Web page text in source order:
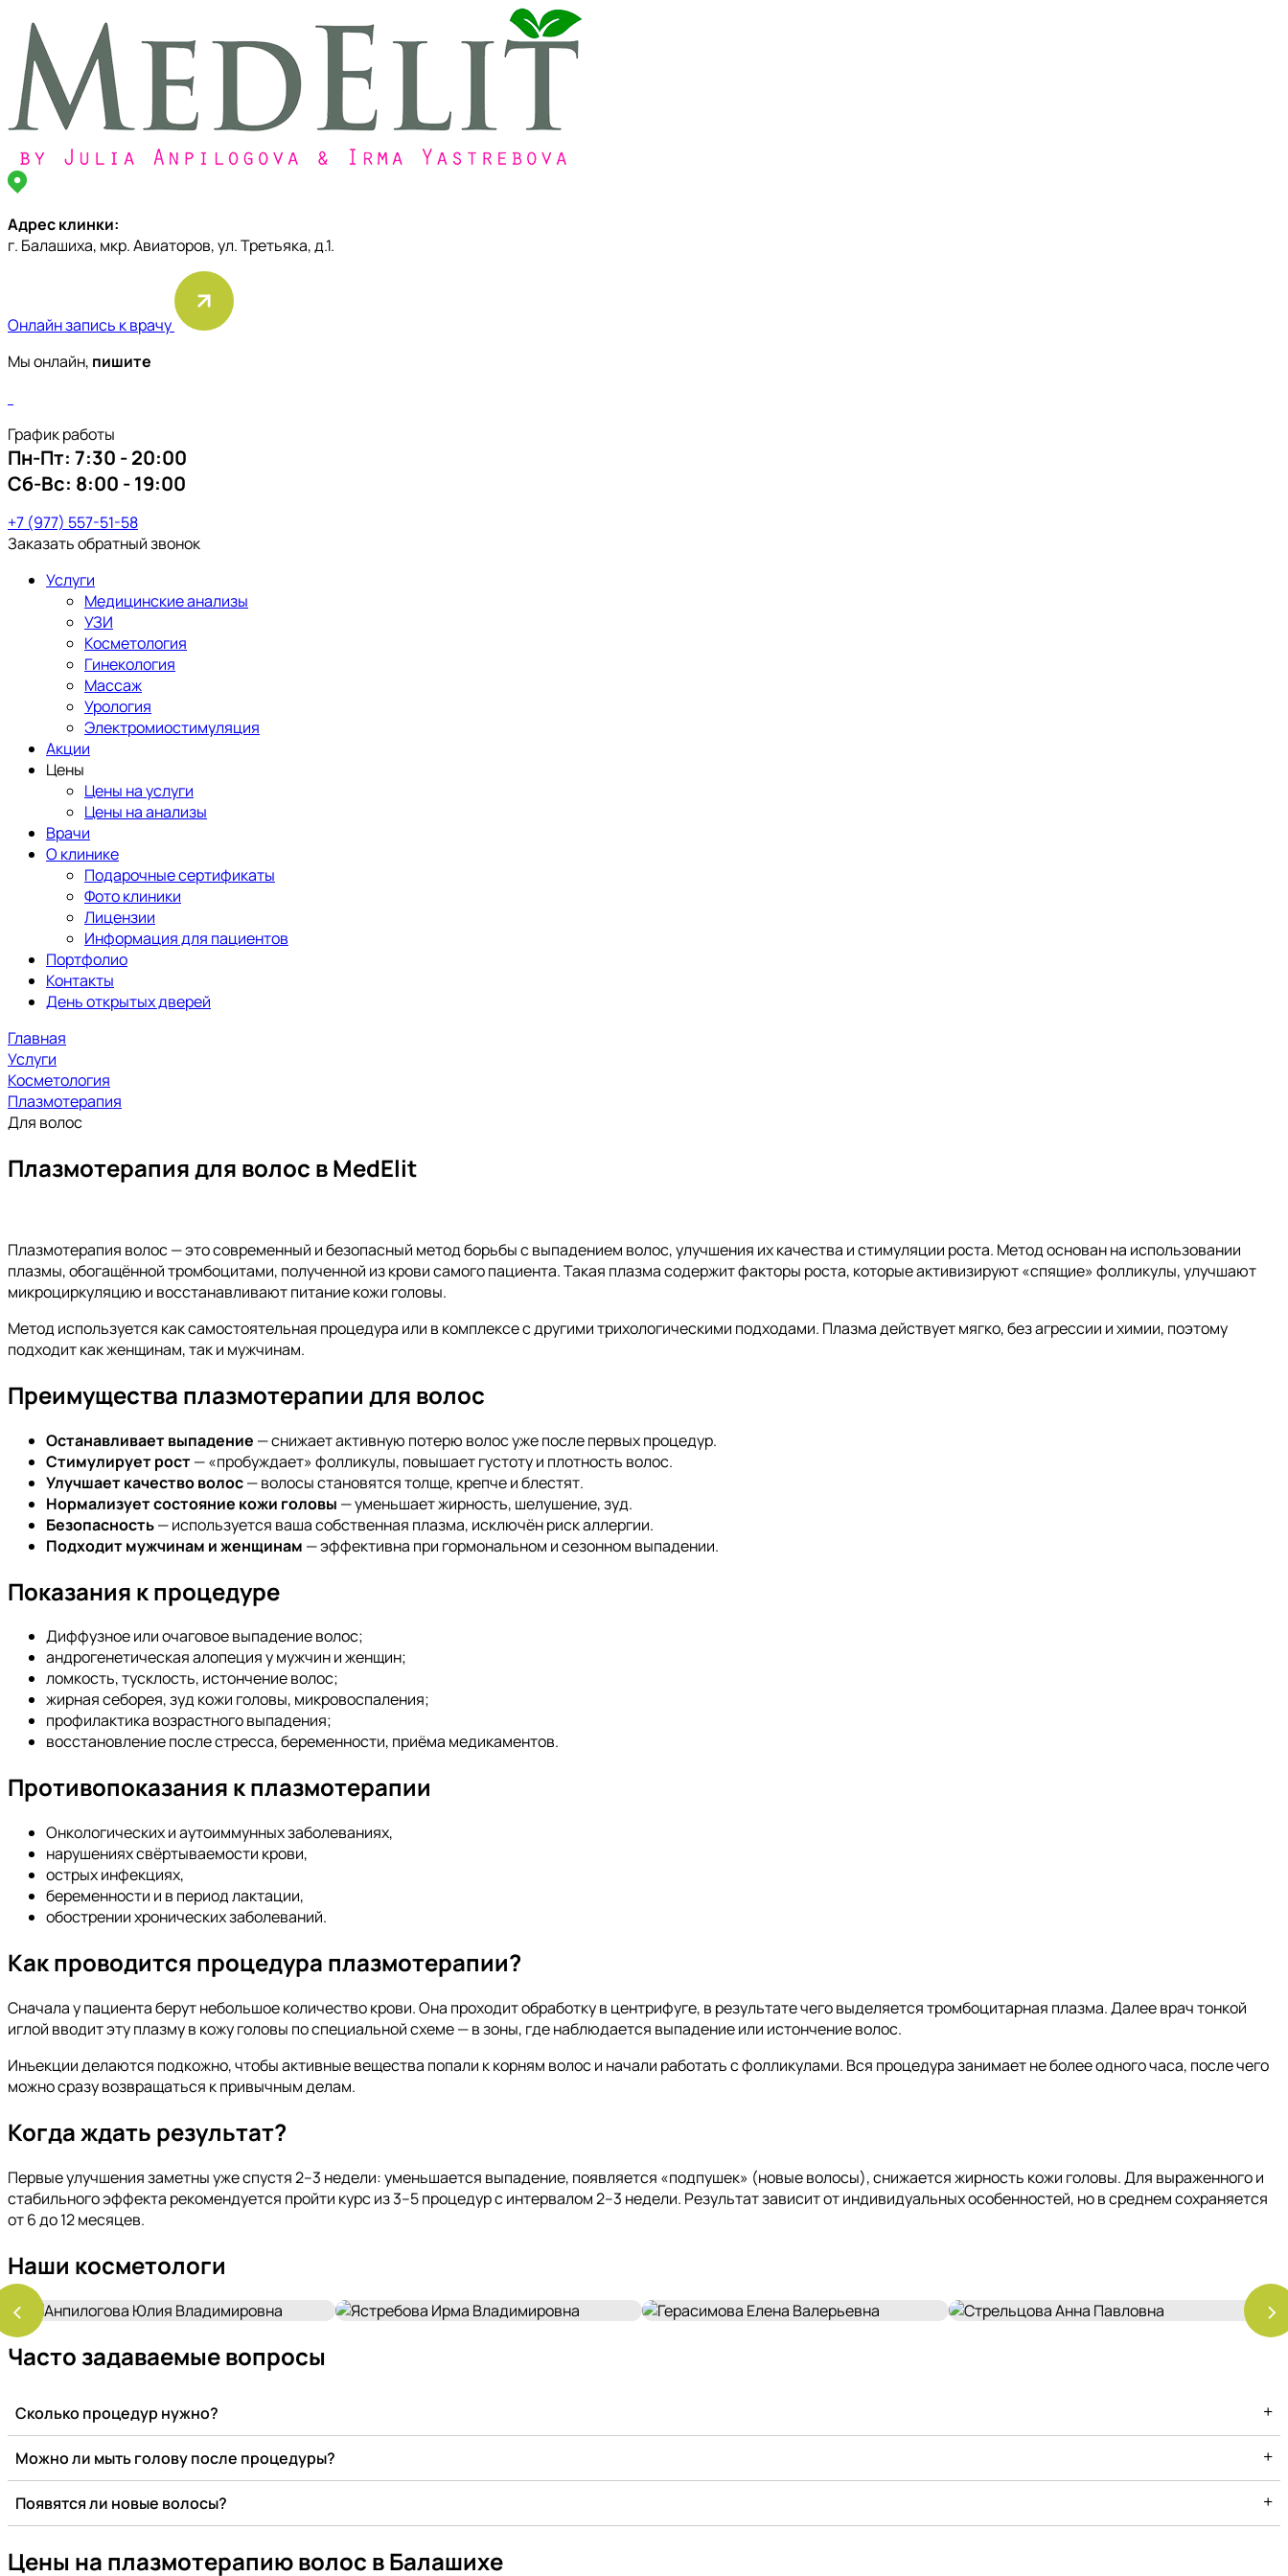
Адрес клинки:
г. Балашиха, мкр. Авиаторов, ул. Третьяка, д.1.
Онлайн запись к врачу
Мы онлайн, пишите
График работы
Пн-Пт: 7:30 - 20:00
Сб-Вс: 8:00 - 19:00
+7 (977) 557-51-58
Заказать обратный звонок
Услуги
Медицинские анализы
УЗИ
Косметология
Гинекология
Массаж
Урология
Электромиостимуляция
Акции
Цены
Цены на услуги
Цены на анализы
Врачи
О клинике
Подарочные сертификаты
Фото клиники
Лицензии
Информация для пациентов
Портфолио
Контакты
День открытых дверей
Главная
Услуги
Косметология
Плазмотерапия
Для волос
Плазмотерапия для волос в MedElit
Плазмотерапия волос — это современный и безопасный метод борьбы с выпадением волос, улучшения их качества и стимуляции роста. Метод основан на использовании
плазмы, обогащённой тромбоцитами, полученной из крови самого пациента. Такая плазма содержит факторы роста, которые активизируют «спящие» фолликулы, улучшают
микроциркуляцию и восстанавливают питание кожи головы.
Метод используется как самостоятельная процедура или в комплексе с другими трихологическими подходами. Плазма действует мягко, без агрессии и химии, поэтому
подходит как женщинам, так и мужчинам.
Преимущества плазмотерапии для волос
Останавливает выпадение — снижает активную потерю волос уже после первых процедур.
Стимулирует рост— «пробуждает» фолликулы, повышает густоту и плотность волос.
Улучшает качество волос— волосы становятся толще, крепче и блестят.
Нормализует состояние кожи головы — уменьшает жирность, шелушение, зуд.
Безопасность— используется ваша собственная плазма, исключён риск аллергии.
Подходит мужчинам и женщинам — эффективна при гормональном и сезонном выпадении.
Показания к процедуре
Диффузное или очаговое выпадение волос;
андрогенетическая алопеция у мужчин и женщин;
ломкость, тусклость, истончение волос;
жирная себорея, зуд кожи головы, микровоспаления;
профилактика возрастного выпадения;
восстановление после стресса, беременности, приёма медикаментов.
Противопоказания к плазмотерапии
Онкологических и аутоиммунных заболеваниях,
нарушениях свёртываемости крови,
острых инфекциях,
беременности и в период лактации,
обострении хронических заболеваний.
Как проводится процедура плазмотерапии?
Сначала у пациента берут небольшое количество крови. Она проходит обработку в центрифуге, в результате чего выделяется тромбоцитарная плазма. Далее врач тонкой
иглой вводит эту плазму в кожу головы по специальной схеме — в зоны, где наблюдается выпадение или истончение волос.
Инъекции делаются подкожно, чтобы активные вещества попали к корням волос и начали работать с фолликулами. Вся процедура занимает не более одного часа, после чего
можно сразу возвращаться к привычным делам.
Когда ждать результат?
Первые улучшения заметны уже спустя 2–3 недели: уменьшается выпадение, появляется «подпушек» (новые волосы), снижается жирность кожи головы. Для выраженного и
стабильного эффекта рекомендуется пройти курс из 3–5 процедур с интервалом 2–3 недели. Результат зависит от индивидуальных особенностей, но в среднем сохраняется
от 6 до 12 месяцев.
Наши косметологи
‹ ›
Часто задаваемые вопросы
Сколько процедур нужно? +
Можно ли мыть голову после процедуры? +
Появятся ли новые волосы? +
Цены на плазмотерапию волос в Балашихе